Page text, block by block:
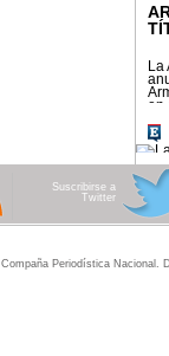
La
en
Suscribirse a
Twitter
Compaña Periodística Nacional.